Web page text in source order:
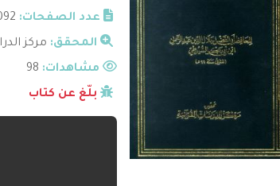
عدد الصفحات:
المحقق: مركز
مشاهدات:
بلّغ عن كتاب